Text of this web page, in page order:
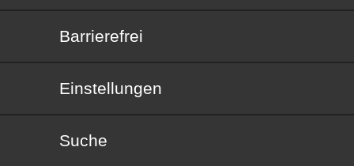
Barrierefrei
Barrierefrei
Einstellungen
Suche